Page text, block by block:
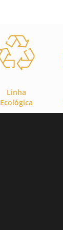
Linha
Ecológica